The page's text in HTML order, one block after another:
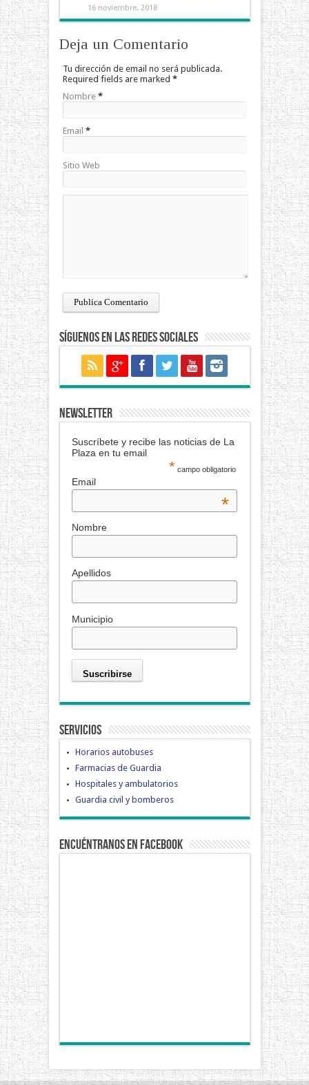
16 noviembre, 2018
Deja un Comentario
Tu dirección de email no será publicada.
Required fields are marked *
Nombre *
Email *
Sitio Web
Síguenos en las redes sociales
NEWSLETTER
Suscríbete y recibe las noticias de La
Plaza en tu email
* campo obligatorio
Email
*
Nombre
Apellidos
Municipio
Servicios
Horarios autobuses
Farmacias de Guardia
Hospitales y ambulatorios
Guardia civil y bomberos
Encuéntranos en Facebook